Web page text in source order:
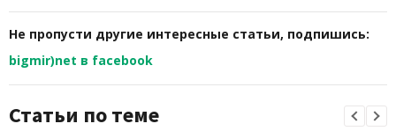
Не пропусти другие интересные статьи, подпишись:
bigmir)net в facebook
Статьи по теме